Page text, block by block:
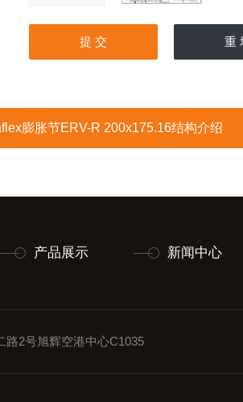
膨胀节ERV-R 200x175.16结构介绍
产品展示 新闻中心
路2号旭辉空港中心C1035